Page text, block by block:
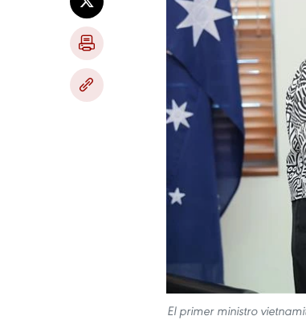
El primer ministro